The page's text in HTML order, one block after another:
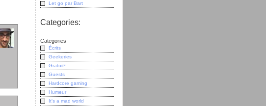
Let go par Bart
Categories:
Categories
Écrits
Geekeries
Gratuit³
Guests
Hardcore gaming
Humeur
It's a mad world